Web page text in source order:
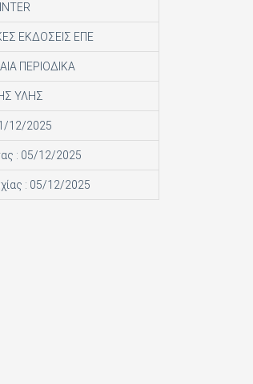
ΕΚΔΟΣΕΙΣ ΕΠΕ
ΠΕΡΙΟΔΙΚΑ
ΥΛΗΣ
12/2025
: 05/12/2025
: 05/12/2025